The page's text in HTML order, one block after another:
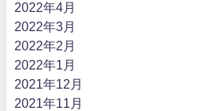
2022年4月
2022年3月
2022年2月
2022年1月
2021年12月
2021年11月